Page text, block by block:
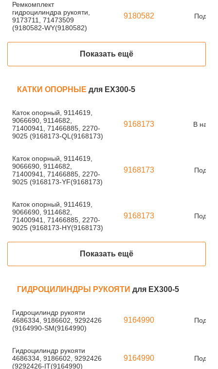
Ремкомплект
гидроцилиндра рукояти,
9173711, 71473509
(9180582-WY(9180582)
9180582 Под
Показать ещё
КАТКИ ОПОРНЫЕ для EX300-5
Каток опорный, 9114619,
9066690, 9114682,
71400941, 71466885, 2270-
9025 (9168173-QL(9168173)
9168173 В
Каток опорный, 9114619,
9066690, 9114682,
71400941, 71466885, 2270-
9025 (9168173-YF(9168173)
9168173 Под
Каток опорный, 9114619,
9066690, 9114682,
71400941, 71466885, 2270-
9025 (9168173-HY(9168173)
9168173 Под
Показать ещё
ГИДРОЦИЛИНДРЫ РУКОЯТИ для EX300-5
Гидроцилиндр рукояти
4686334, 9186602, 9292426
(9164990-SM(9164990)
9164990 Под
Гидроцилиндр рукояти
4686334, 9186602, 9292426
(9292426-IT(9164990)
9164990 Под